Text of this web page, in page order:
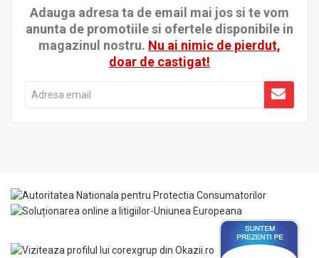
Adauga adresa ta de email mai jos si te vom
anunta de promotiile si ofertele disponibile in
magazinul nostru. Nu ai nimic de pierdut,
doar de castigat!